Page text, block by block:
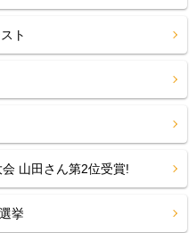
ト
山田さん第2位受賞!
挙